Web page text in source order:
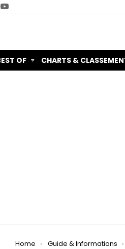
OF CHARTS &
You are here:
Home Guide & Informations